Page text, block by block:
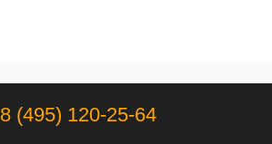
8 (495) 120-25-64